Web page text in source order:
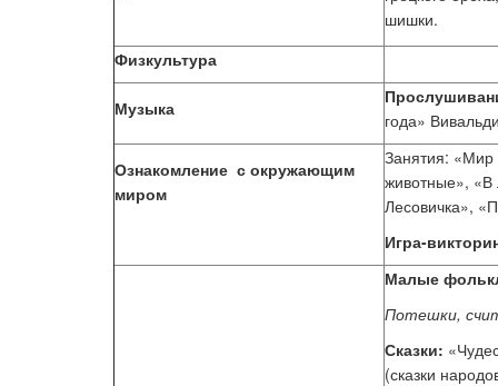
шишки.
Физкультура
Музыка
года»
Ознакомление с окружающим
миром
Занятия:
животные», «В
Лесовичка»,
Игра-
Малые
Потешки,
Сказки:
(сказки